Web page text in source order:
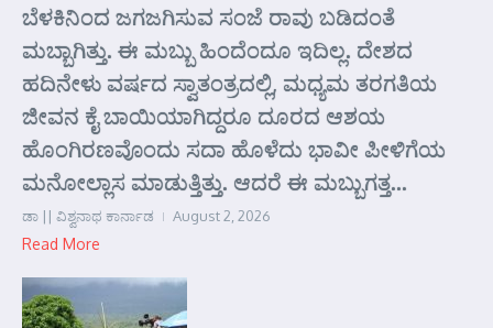
ಬೆಳಕಿನಿಂದ ಜಗಜಗಿಸುವ ಸಂಜೆ ರಾವು ಬಡಿದಂತೆ
ಮಬ್ಬಾಗಿತ್ತು. ಈ ಮಬ್ಬು ಹಿಂದೆಂದೂ ಇದಿಲ್ಲ. ದೇಶದ
ಹದಿನೇಳು ವರ್ಷದ ಸ್ವಾತಂತ್ರದಲ್ಲಿ, ಮಧ್ಯಮ ತರಗತಿಯ
ಜೀವನ ಕೈ ಬಾಯಿಯಾಗಿದ್ದರೂ ದೂರದ ಆಶಯ
ಹೊಂಗಿರಣವೊಂದು ಸದಾ ಹೊಳೆದು ಭಾವೀ ಪೀಳಿಗೆಯ
ಮನೋಲ್ಲಾಸ ಮಾಡುತ್ತಿತ್ತು. ಆದರೆ ಈ ಮಬ್ಬುಗತ್ತ...
ಡಾ || ವಿಶ್ವನಾಥ ಕಾರ್ನಾಡ August 2, 2026
Read More